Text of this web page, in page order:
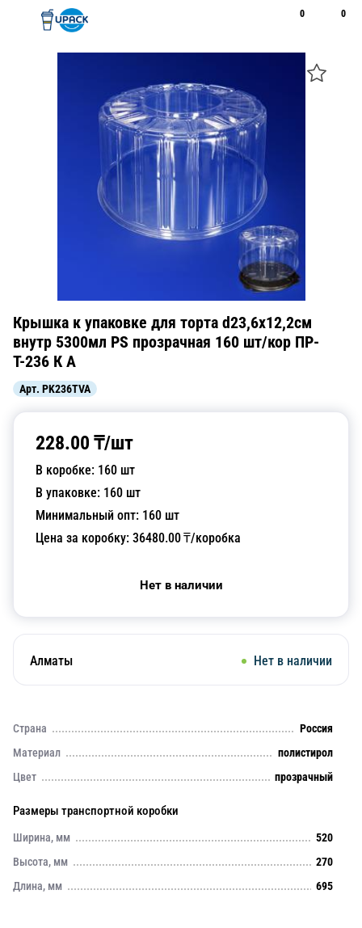
0 0
Крышка к упаковке для торта d23,6х12,2см
внутр 5300мл PS прозрачная 160 шт/кор ПР-
Т-236 К А
Арт. PK236TVA
228.00 ₸/шт
В коробке: 160 шт
В упаковке: 160 шт
Минимальный опт: 160 шт
Цена за коробку: 36480.00₸/коробка
Нет в наличии
Алматы Нет в наличии
Страна
Россия
Материал
полистирол
Цвет
прозрачный
Размеры транспортной коробки
Ширина, мм
520
Высота, мм
270
Длина, мм
695